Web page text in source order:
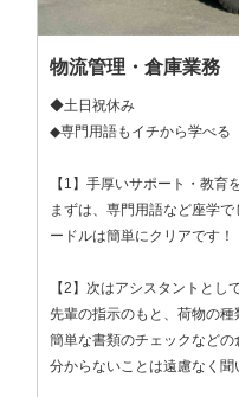
物流管理・倉庫業務
◆土日祝休み
◆専門用語もイチから学べる
【1】手厚いサポート・教育
まずは、専門用語など座学
ードルは簡単にクリアです！
【2】次はアシスタントとし
先輩の指示のもと、荷物の種
簡単な書類のチェックなどの
分からないことは遠慮なく聞